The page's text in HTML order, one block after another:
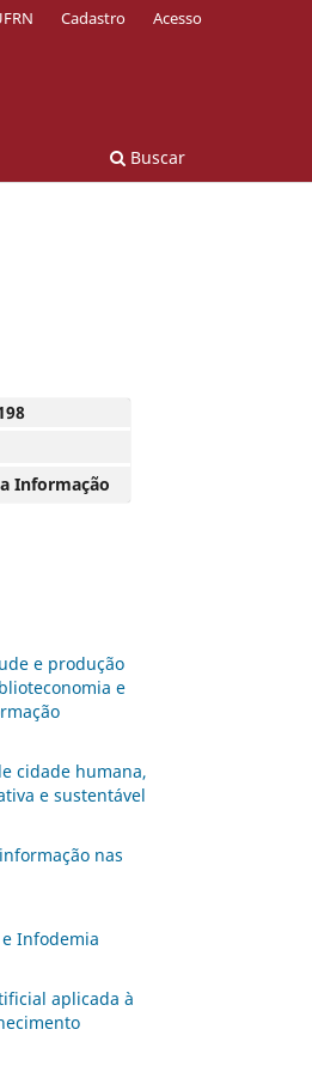
Buscar
Cadastro Acesso
Informação
e produção
e
cidade humana,
e sustentável
nas
Infodemia
aplicada à